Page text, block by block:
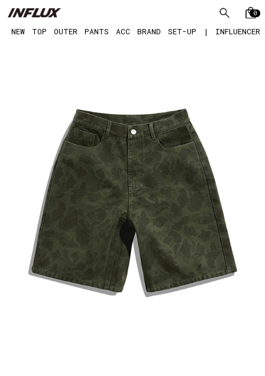
0
NEW TOP OUTER PANTS ACC BRAND SET-UP | INFLUENCER